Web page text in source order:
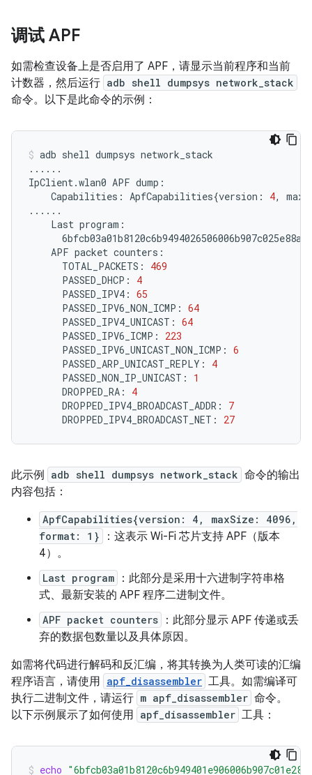
调试 APF
如需检查设备上是否启用了 APF，请显示当前程序和当前
计数器，然后运行 adb shell dumpsys network_stack
命令。以下是此命令的示例：
adb shell dumpsys network_stack
......
IpClient.wlan0 APF
Capabilities: ApfCapabilities{version: 4,
Last
APF packet
TOTAL_PACKETS:
469
PASSED_DHCP:
4
PASSED_IPV4: 65
PASSED_IPV6_NON_ICMP: 64
PASSED_IPV4_UNICAST: 64
PASSED_IPV6_ICMP:
223
PASSED_IPV6_UNICAST_NON_ICMP: 6
PASSED_ARP_UNICAST_REPLY:
4
PASSED_NON_IP_UNICAST:
1
DROPPED_RA:
4
DROPPED_IPV4_BROADCAST_ADDR:
7
DROPPED_IPV4_BROADCAST_NET:
27
此示例 adb shell dumpsys network_stack 命令的输出
内容包括：
ApfCapabilities{version: 4, maxSize: 4096,
format: 1}
：这表示 Wi-Fi 芯片支持 APF（版本
4）。
Last program
：此部分是采用十六进制字符串格
式、最新安装的 APF 程序二进制文件。
APF packet counters
：此部分显示 APF 传递或丢
弃的数据包数量以及具体原因。
如需将代码进行解码和反汇编，将其转换为人类可读的汇编
程序语言，请使用 apf_disassembler 工具。如需编译可
执行二进制文件，请运行 m apf_disassembler 命令。
以下示例展示了如何使用 apf_disassembler 工具：
echo